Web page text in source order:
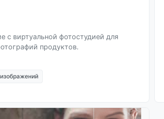
с виртуальной фотостудией для
продуктов.